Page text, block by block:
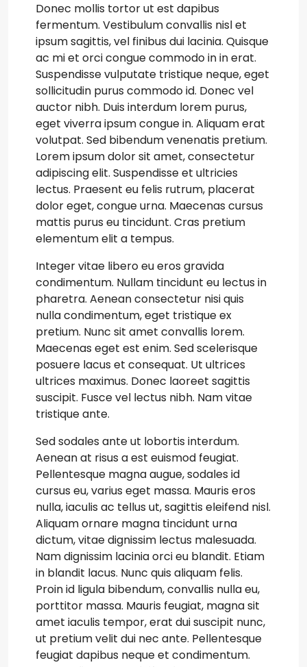
Donec mollis tortor ut est dapibus
fermentum. Vestibulum convallis nisl et
ipsum sagittis, vel finibus dui lacinia. Quisque
ac mi et orci congue commodo in in erat.
Suspendisse vulputate tristique neque, eget
sollicitudin purus commodo id. Donec vel
auctor nibh. Duis interdum lorem purus,
eget viverra ipsum congue in. Aliquam erat
volutpat. Sed bibendum venenatis pretium.
Lorem ipsum dolor sit amet, consectetur
adipiscing elit. Suspendisse et ultricies
lectus. Praesent eu felis rutrum, placerat
dolor eget, congue urna. Maecenas cursus
mattis purus eu tincidunt. Cras pretium
elementum elit a tempus.
Integer vitae libero eu eros gravida
condimentum. Nullam tincidunt eu lectus in
pharetra. Aenean consectetur nisi quis
nulla condimentum, eget tristique ex
pretium. Nunc sit amet convallis lorem.
Maecenas eget est enim. Sed scelerisque
posuere lacus et consequat. Ut ultrices
ultrices maximus. Donec laoreet sagittis
suscipit. Fusce vel lectus nibh. Nam vitae
tristique ante.
Sed sodales ante ut lobortis interdum.
Aenean at risus a est euismod feugiat.
Pellentesque magna augue, sodales id
cursus eu, varius eget massa. Mauris eros
nulla, iaculis ac tellus ut, sagittis eleifend nisl.
Aliquam ornare magna tincidunt urna
dictum, vitae dignissim lectus malesuada.
Nam dignissim lacinia orci eu blandit. Etiam
in blandit lacus. Nunc quis aliquam felis.
Proin id ligula bibendum, convallis nulla eu,
porttitor massa. Mauris feugiat, magna sit
amet iaculis tempor, erat dui suscipit nunc,
ut pretium velit dui nec ante. Pellentesque
feugiat dapibus neque et condimentum.